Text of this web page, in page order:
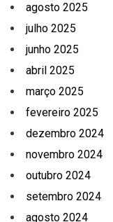
agosto 2025
julho 2025
junho 2025
abril 2025
março 2025
fevereiro 2025
dezembro 2024
novembro 2024
outubro 2024
setembro 2024
agosto 2024